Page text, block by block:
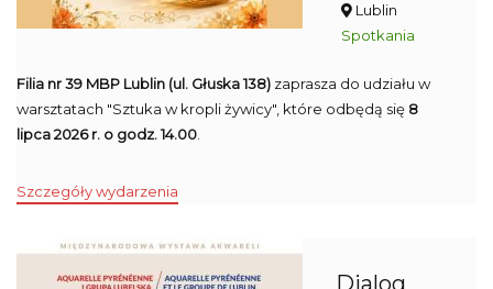
Lublin
Spotkania
Filia nr 39 MBP Lublin (ul. Głuska 138) zaprasza do udziału w
warsztatach "Sztuka w kropli żywicy", które odbędą się 8
lipca 2026 r. o godz. 14.00
Szczegóły wydarzenia
Dialog